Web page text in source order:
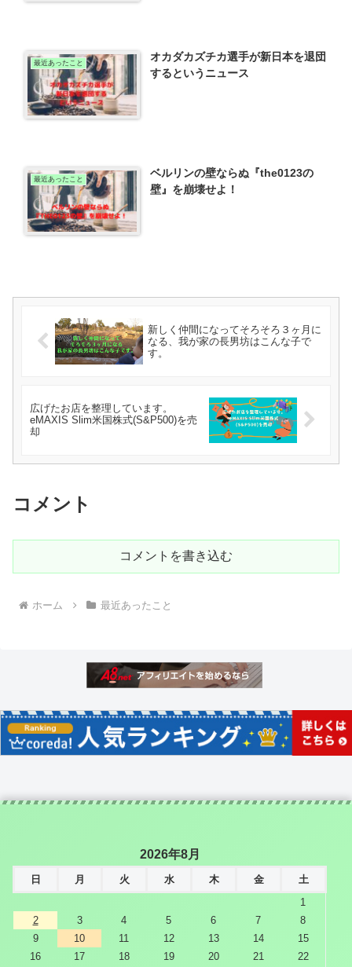
最近あったこと
オカダカズチカ選手が新日本を退団
するというニュース
最近あったこと
ベルリンの壁ならぬ『the0123の
壁』を崩壊せよ！
新しく仲間になってそろそろ３ヶ月に
なる、我が家の長男坊はこんな子で
す。
広げたお店を整理しています。
eMAXIS Slim米国株式(S&P500)を売
却
コメント
コメントを書き込む
ホーム 最近あったこと
2026年8月
日 月 火 水 木 金
土
1
2
3 4 5 6 7
8
9
10 11 12 13 14
15
16
17 18 19 20 21
22